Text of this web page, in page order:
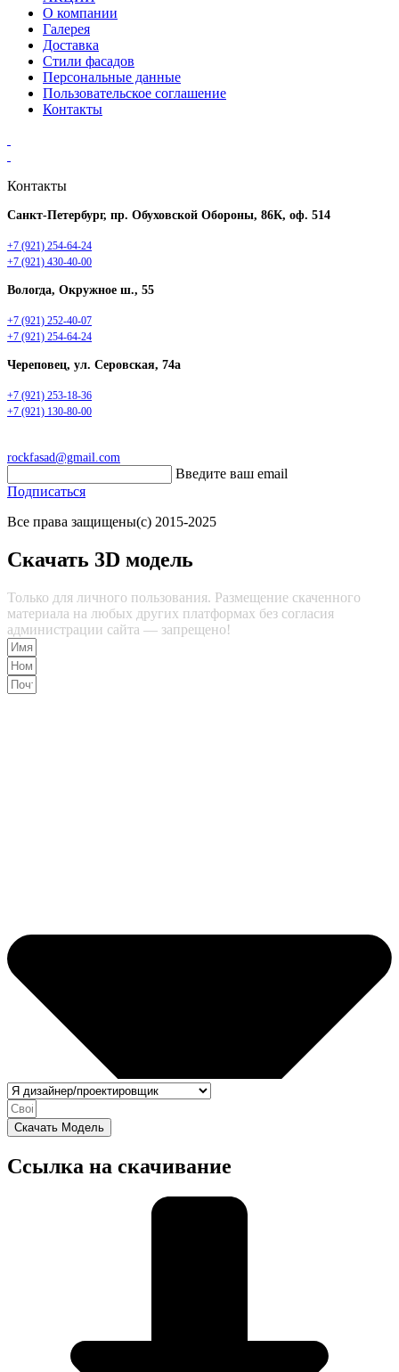
О компании
Галерея
Доставка
Стили фасадов
Персональные данные
Пользовательское соглашение
Контакты
Контакты
Санкт-Петербург, пр. Обуховской Обороны, 86К, оф. 514
+7 (921) 254-64-24
+7 (921) 430-40-00
Вологда, Окружное ш., 55
+7 (921) 252-40-07
+7 (921) 254-64-24
Череповец, ул. Серовская, 74а
+7 (921) 253-18-36
+7 (921) 130-80-00
rockfasad@gmail.com
Введите ваш email
Подписаться
Все права защищены(с) 2015-2025
Скачать 3D модель
Только для личного пользования. Размещение скаченного
материала на любых других платформах без согласия
администрации сайта — запрещено!
Скачать Модель
Ссылка на скачивание